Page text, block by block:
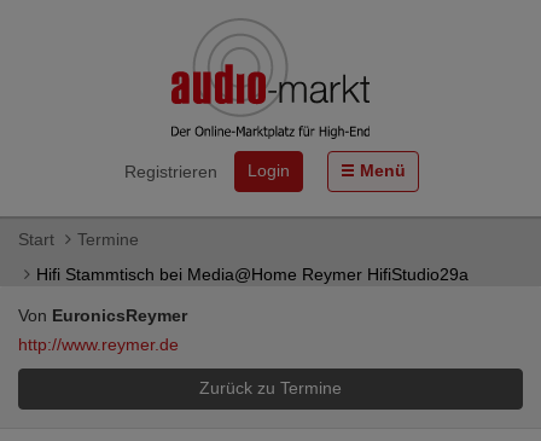
Registrieren Login Menü
Start
Termine
Hifi Stammtisch bei Media@Home Reymer HifiStudio29a
Von EuronicsReymer
http://www.reymer.de
Zurück zu Termine